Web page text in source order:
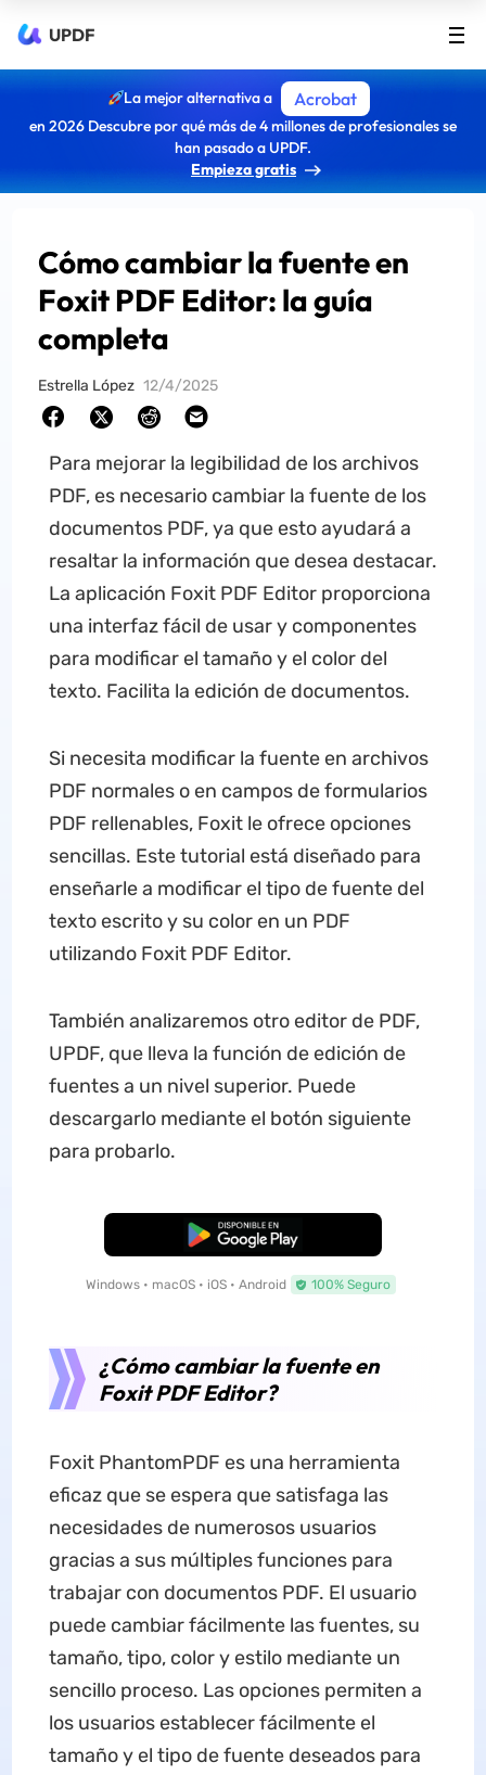
UPDF
La mejor alternativa a Acrobat
en 2026 Descubre por qué más de 4 millones de profesionales se
han pasado a UPDF.
Empieza gratis
Cómo cambiar la fuente en
Foxit PDF Editor: la guía
completa
Estrella López 12/4/2025
Para mejorar la legibilidad de los archivos
PDF, es necesario cambiar la fuente de los
documentos PDF, ya que esto ayudará a
resaltar la información que desea destacar.
La aplicación Foxit PDF Editor proporciona
una interfaz fácil de usar y componentes
para modificar el tamaño y el color del
texto. Facilita la edición de documentos.
Si necesita modificar la fuente en archivos
PDF normales o en campos de formularios
PDF rellenables, Foxit le ofrece opciones
sencillas. Este tutorial está diseñado para
enseñarle a modificar el tipo de fuente del
texto escrito y su color en un PDF
utilizando Foxit PDF Editor.
También analizaremos otro editor de PDF,
UPDF, que lleva la función de edición de
fuentes a un nivel superior. Puede
descargarlo mediante el botón siguiente
para probarlo.
Descarga Gratuita
Windows • macOS • iOS • Android 100% Seguro
¿Cómo cambiar la fuente en
Foxit PDF Editor?
Foxit PhantomPDF es una herramienta
eficaz que se espera que satisfaga las
necesidades de numerosos usuarios
gracias a sus múltiples funciones para
trabajar con documentos PDF. El usuario
puede cambiar fácilmente las fuentes, su
tamaño, tipo, color y estilo mediante un
sencillo proceso. Las opciones permiten a
los usuarios establecer fácilmente el
tamaño y el tipo de fuente deseados para